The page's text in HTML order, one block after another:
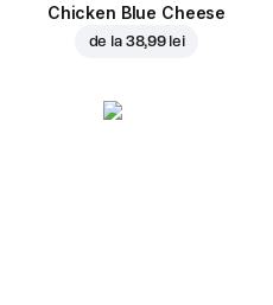
Chicken Blue Cheese
de la 38,99 lei